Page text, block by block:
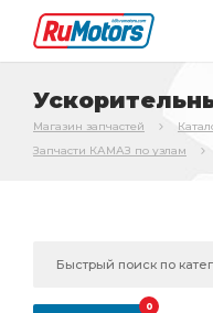
Магазин запчастей
Запчасти КАМАЗ по узлам
0